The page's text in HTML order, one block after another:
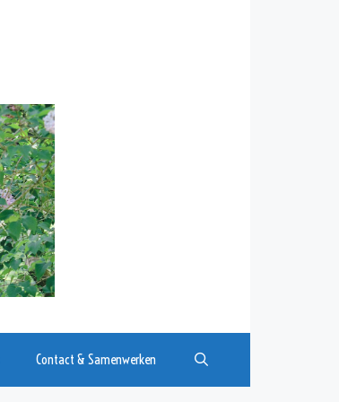
Contact & Samenwerken